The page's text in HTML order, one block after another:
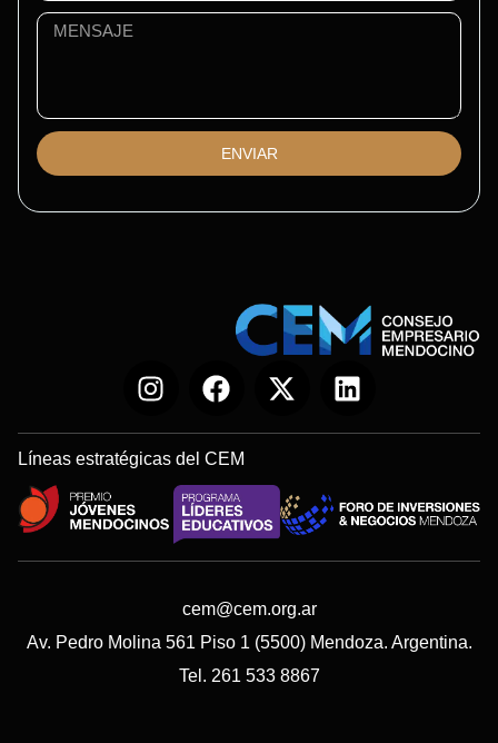
ENVIAR
Líneas estratégicas del CEM
cem@cem.org.ar
Av. Pedro Molina 561 Piso 1 (5500) Mendoza. Argentina.
Tel. 261 533 8867